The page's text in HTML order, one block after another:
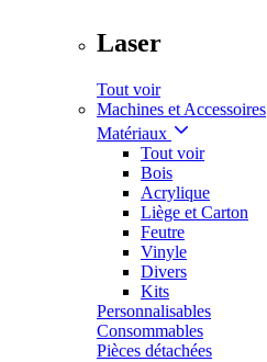
Laser
Tout voir
Machines et Accessoires
Matériaux
Tout voir
Bois
Acrylique
Liège et Carton
Feutre
Vinyle
Divers
Kits
Personnalisables
Consommables
Pièces détachées